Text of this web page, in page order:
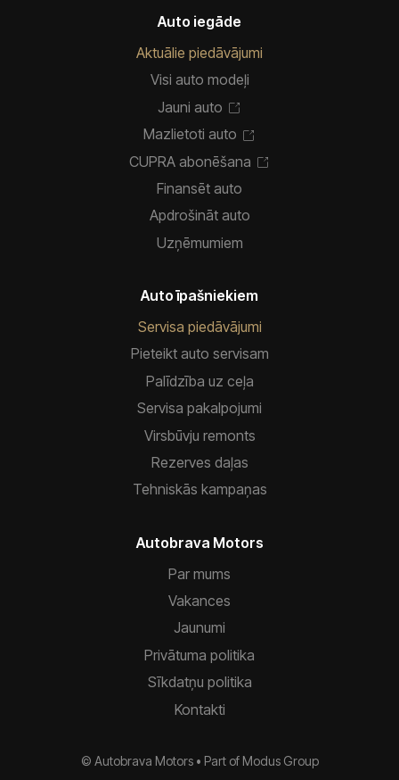
Auto iegāde
Aktuālie piedāvājumi
Visi auto modeļi
Jauni auto
Mazlietoti auto
CUPRA abonēšana
Finansēt auto
Apdrošināt auto
Uzņēmumiem
Auto īpašniekiem
Servisa piedāvājumi
Pieteikt auto servisam
Palīdzība uz ceļa
Servisa pakalpojumi
Virsbūvju remonts
Rezerves daļas
Tehniskās kampaņas
Autobrava Motors
Par mums
Vakances
Jaunumi
Privātuma politika
Sīkdatņu politika
Kontakti
© Autobrava Motors • Part of Modus Group